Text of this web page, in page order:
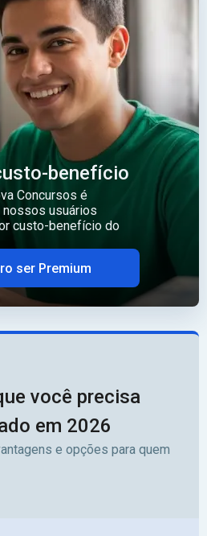
benefício
Concursos é
nossos usuários
custo-benefício do
ser Premium
você precisa
em 2026
e opções para quem